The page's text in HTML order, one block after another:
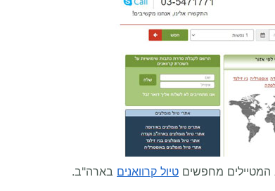
המטיילים מחפשים טיול קרוואנים בארה"ב.